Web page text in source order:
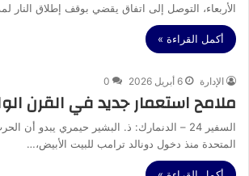
الأربعاء، التوصل إلى اتفاق يقضي بوقف إطلاق النار
أكمل القراءة »
الإدارة 6 أبريل 2026 0
ملامح استعمار جديد في القرن
السفير 24 – الدنمارك: ذ. البشير حيمري يبدو أن
المتحدة منذ دخول دونالد ترامب للبيت الأبيض،…